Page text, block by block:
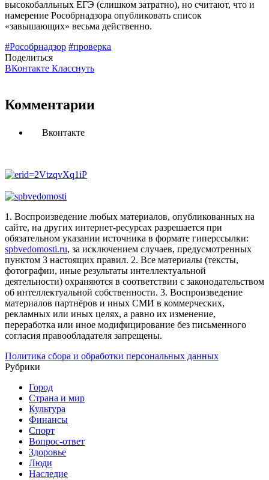
высокобалльных ЕГЭ (слишком затратно), но считают, что и
намерение Рособрнадзора опубликовать список
«завышающих» весьма действенно.
#Рособрнадзор #проверка
Поделиться
ВКонтакте Класснуть
Комментарии
Вконтакте
1. Воспроизведение любых материалов, опубликованных на
сайте, на других интернет-ресурсах разрешается при
обязательном указании источника в формате гиперссылки:
spbvedomosti.ru, за исключением случаев, предусмотренных
пунктом 3 настоящих правил. 2. Все материалы (тексты,
фотографии, иные результаты интеллектуальной
деятельности) охраняются в соответствии с законодательством
об интеллектуальной собственности. 3. Воспроизведение
материалов партнёров и иных СМИ в коммерческих,
рекламных или иных целях, а равно их изменение,
переработка или иное модифицирование без письменного
согласия правообладателя запрещены.
Политика сбора и обработки персональных данных
Рубрики
Город
Страна и мир
Культура
Финансы
Спорт
Вопрос-ответ
Здоровье
Люди
Наследие